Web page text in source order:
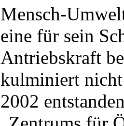
Mensch-
eine für sein
Antriebskraft
kulminiert
2002